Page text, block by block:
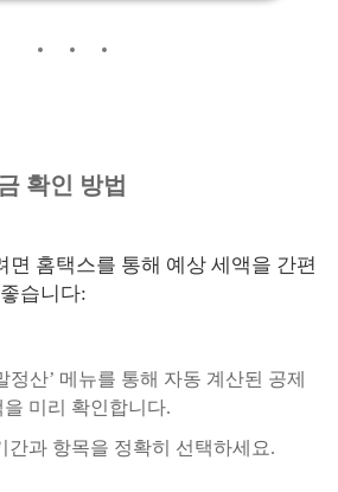
확인 방법
면 홈택스를 통해 예상 세액을 간편
습니다:
정산’ 메뉴를 통해 자동 계산된 공제
미리 확인합니다.
간과 항목을 정확히 선택하세요.